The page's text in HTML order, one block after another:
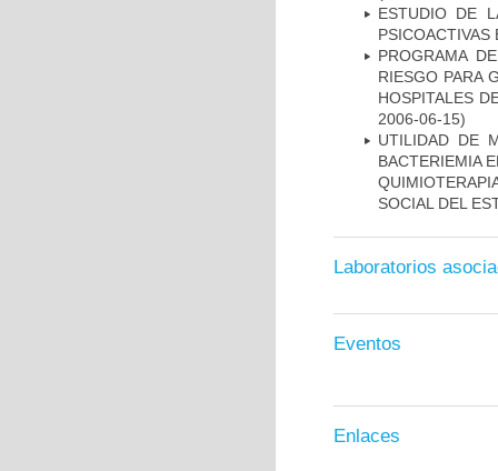
ESTUDIO DE
PSICOACTIVAS
PROGRAMA
RIESGO PARA
HOSPITALES
2006-06-15)
UTILIDAD DE
BACTERIEMIA
SOCIAL DEL
Laboratorios
Eventos
Enlaces